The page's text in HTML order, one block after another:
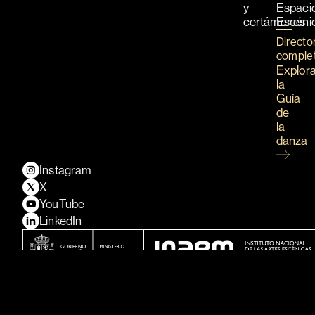
y
certámenes
la
Guía
de
la
danza
Instagram
X
YouTube
LinkedIn